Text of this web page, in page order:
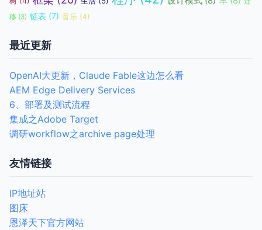
移 (3) 链表 (7) 音乐 (4)
最近更新
OpenAI大更新，Claude Fable这边怎么看
AEM Edge Delivery Services
6、部署及测试流程
集成之Adobe Target
调研workflow之archive page处理
友情链接
IP地址站
图床
恩泽天下官方网站